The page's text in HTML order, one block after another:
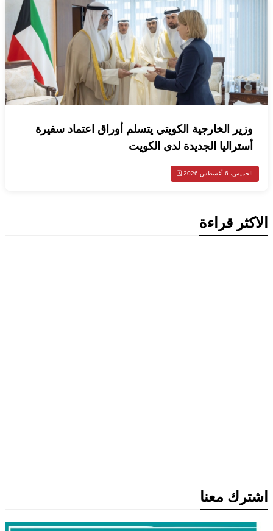
وزير الخارجية الكويتي يتسلم أوراق اعتماد سفيرة
أستراليا الجديدة لدى الكويت
الخميس، 6 أغسطس 2026 🗓️
الاكثر قراءة
اشترك معنا